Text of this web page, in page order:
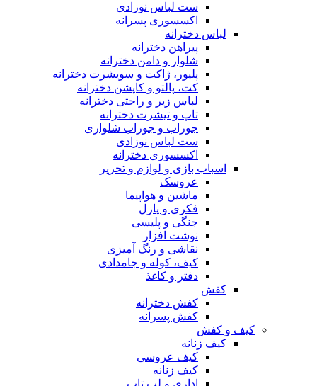
ست لباس نوزادی
اکسسوری پسرانه
لباس دخترانه
پیراهن دخترانه
شلوار و دامن دخترانه
پلیور، ژاکت و سویشرت دخترانه
کت، پالتو و کاپشن دخترانه
لباس زیر و راحتی دخترانه
تاپ و تیشرت دخترانه
جوراب و جوراب شلواری
ست لباس نوزادی
اکسسوری دخترانه
اسباب بازی و لوازم و تحریر
عروسک
ماشین و هواپیما
فکری و پازل
جنگی و پلیسی
نوشت افزار
نقاشی و رنگ آمیزی
کیف، کوله و جامدادی
دفتر و کاغذ
کفش
کفش دخترانه
کفش پسرانه
کیف و کفش
کیف زنانه
کیف عروسی
کیف زنانه
اداری و لب تاپ